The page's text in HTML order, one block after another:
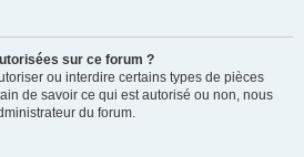
sur ce forum ?
ou interdire certains types de pièces
de savoir ce qui est autorisé ou non, nous
du forum.